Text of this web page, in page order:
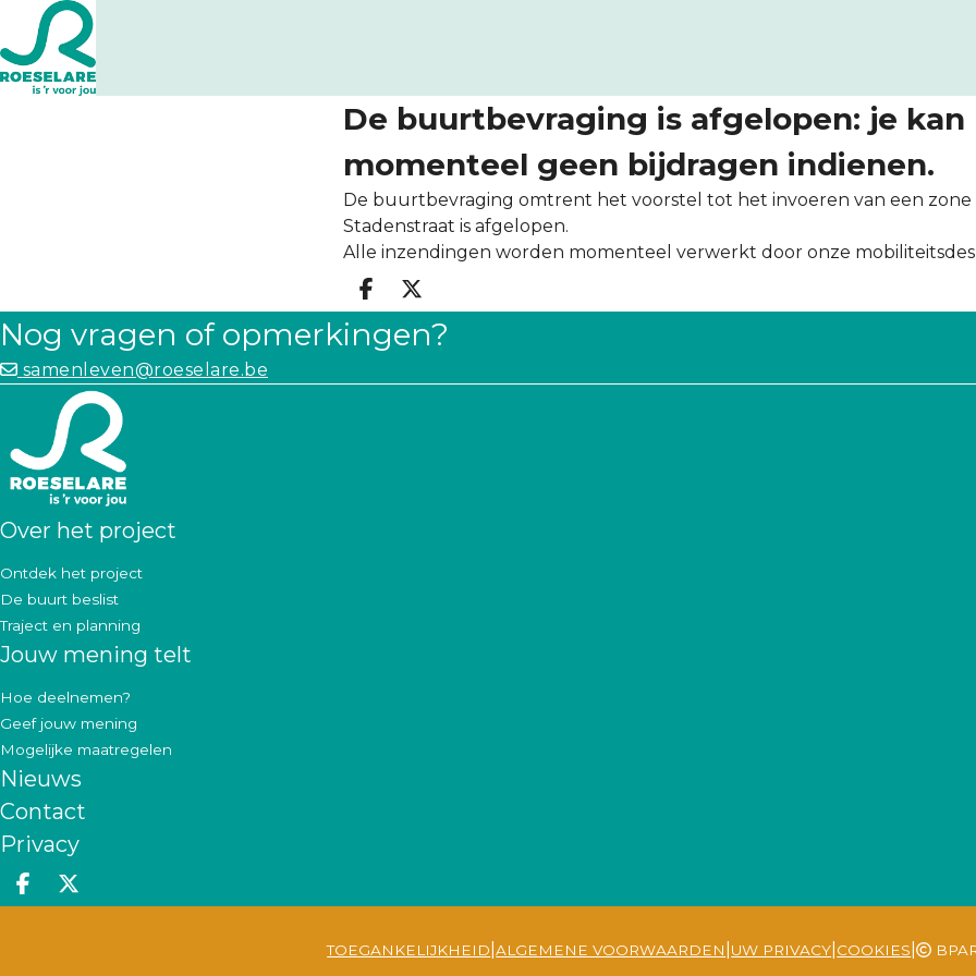
De buurtbevraging is afgelopen: je kan
momenteel geen bijdragen indienen.
De buurtbevraging omtrent het voorstel tot het invoeren van een zone
Stadenstraat is afgelopen.
Alle inzendingen worden momenteel verwerkt door onze
Deel op facebook
Deel op X
Nog vragen of opmerkingen?
samenleven@roeselare.be
Over het project
Ontdek het project
De buurt beslist
Traject en planning
Jouw mening telt
Hoe deelnemen?
Geef jouw mening
Mogelijke maatregelen
Nieuws
Contact
Privacy
Deel op facebook
Deel op X
TOEGANKELIJKHEID |ALGEMENE VOORWAARDEN UW PRIVACY COOKIES |